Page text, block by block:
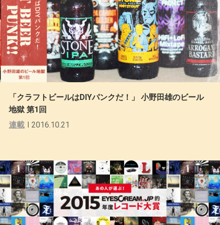
「クラフトビールはDIYパンクだ！」 小野田雄のビール
地獄 第1回
連載
2016.10.21